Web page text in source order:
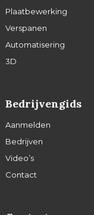
Plaatbewerking
Verspanen
Automatisering
3D
Bedrijvengids
Aanmelden
Bedrijven
Video’s
Contact